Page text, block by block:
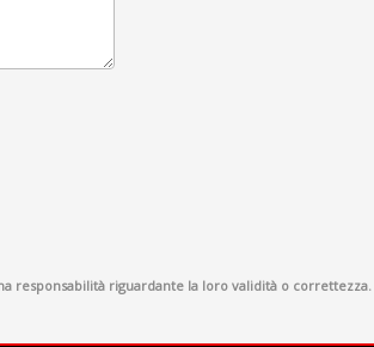
responsabilità riguardante la loro validità o correttezza.